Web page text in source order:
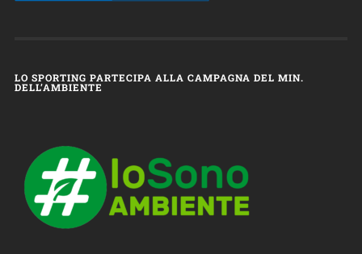
LO SPORTING PARTECIPA ALLA CAMPAGNA DEL MIN.
DELL’AMBIENTE